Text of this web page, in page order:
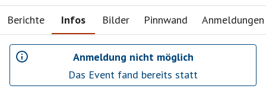
Berichte Infos Bilder Pinnwand Anmeldungen
Anmeldung nicht möglich
Das Event fand bereits statt